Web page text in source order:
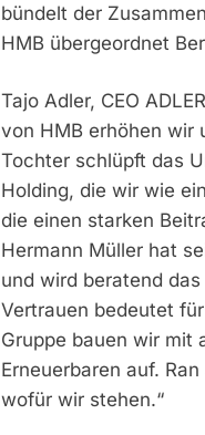
bündelt der
HMB übergeordnet
Tajo Adler, CEO
von HMB erhöhen wir
Tochter schlüpft das
Holding, die wir wie
die einen starken
Hermann Müller hat
und wird beratend
Vertrauen bedeutet
Gruppe bauen wir mit
Erneuerbaren auf.
wofür wir stehen.“